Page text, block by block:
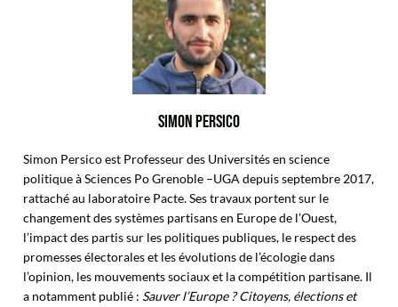
SIMON PERSICO
Simon Persico est Professeur des Universités en science
politique à Sciences Po Grenoble –UGA depuis septembre 2017,
rattaché au laboratoire Pacte. Ses travaux portent sur le
changement des systèmes partisans en Europe de l’Ouest,
l’impact des partis sur les politiques publiques, le respect des
promesses électorales et les évolutions de l’écologie dans
l’opinion, les mouvements sociaux et la compétition partisane. Il
a notamment publié : Sauver l’Europe ? Citoyens, élections et